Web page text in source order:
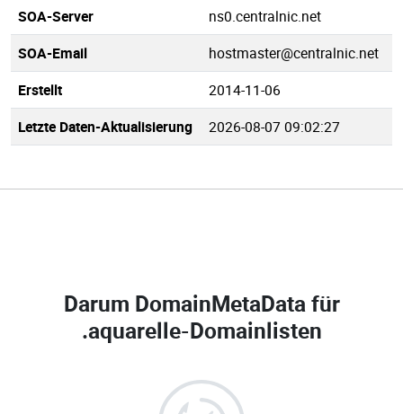
SOA-Server
ns0.centralnic.net
SOA-Email
hostmaster@centralnic.net
Erstellt
2014-11-06
Letzte Daten-Aktualisierung
2026-08-07 09:02:27
Darum DomainMetaData für
.aquarelle-Domainlisten